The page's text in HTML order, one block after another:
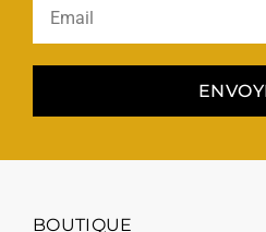
BOUTIQUE